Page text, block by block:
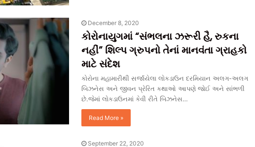
December 8, 2020
કોરોનાયુગમાં “સંભલના ઝરૂરી હૈ, રુકના
નહીં” શિલ્પ ગ્રુપનો તેનાં માનવંતા ગ્રાહકો
માટે સંદેશ
કોરોના મહામારીથી સર્જાયેલા લોકડાઉન દરમિયાન અલગ-અલગ
બિઝનેસ અને જીવન પ્રેરિત કથાઓ આપણે જોઈ અને સાંભળી
છે.જેમાં લોકડાઉનમાં કેવી રીતે બિઝનેસ…
Read More »
September 22, 2020